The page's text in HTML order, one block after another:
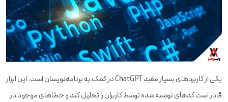
یکی از کاربردهای بسیار مفید ChatGPT در کمک به برنامه‌نویسان است. این ابزار
قادر است کدهای نوشته شده توسط کاربران را تحلیل کند و خطاهای موجود در